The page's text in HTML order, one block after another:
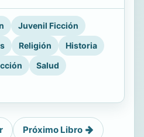
Juvenil Ficción
Religión
Historia
Salud
Próximo Libro